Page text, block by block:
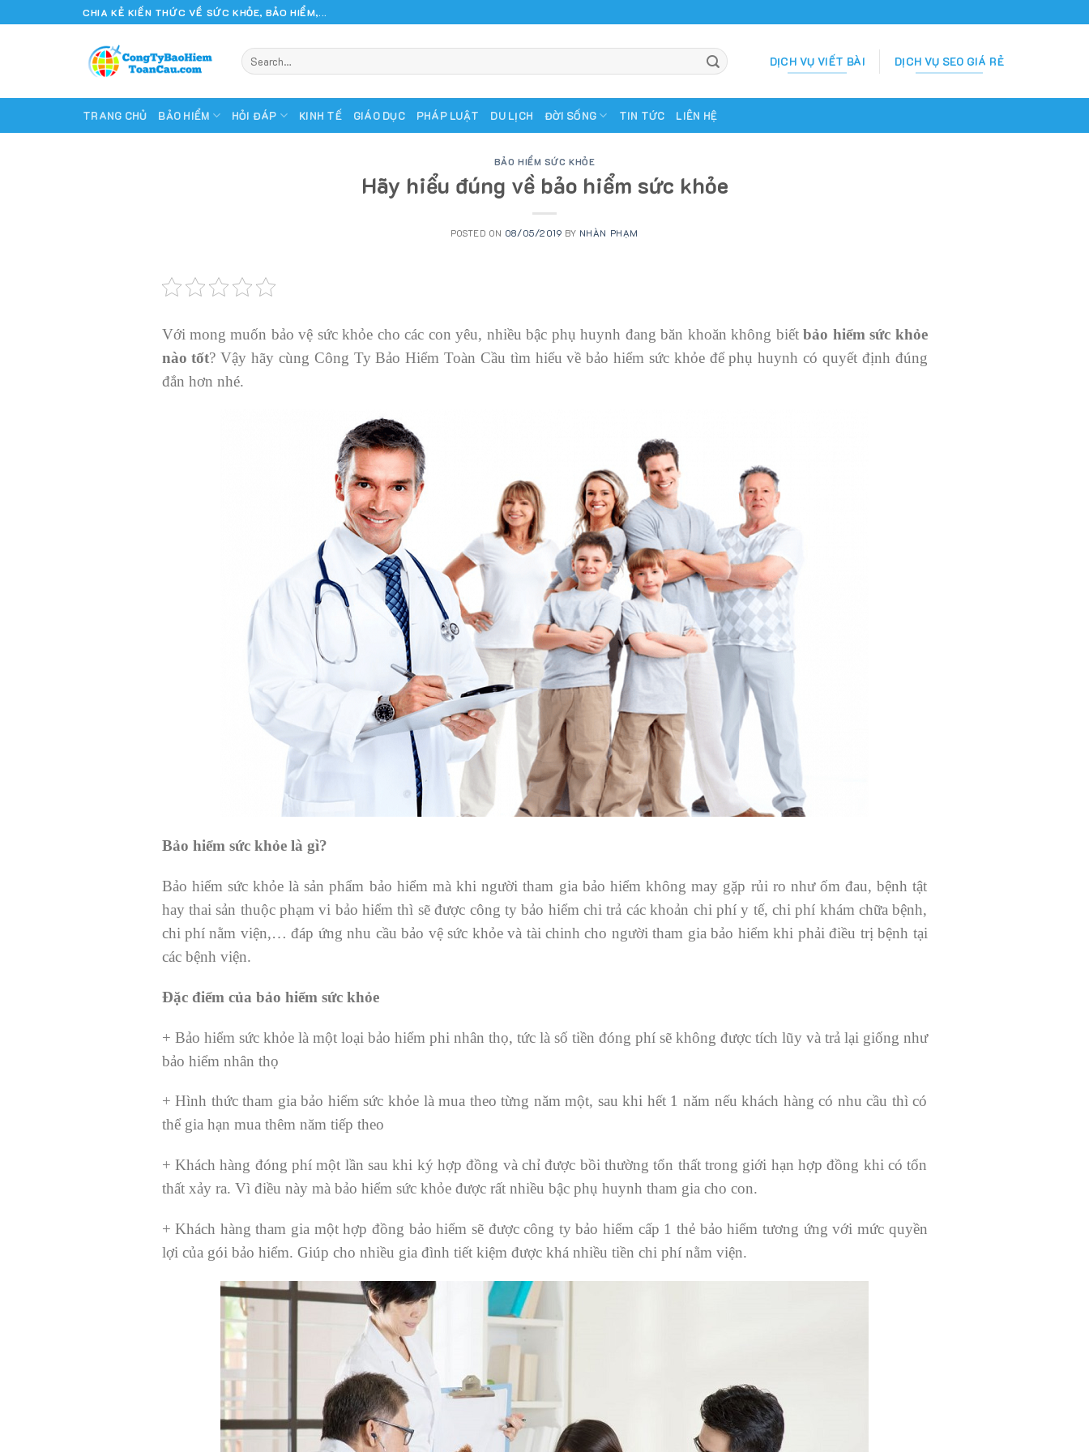
to
CHIA KẺ KIẾN THỨC VỀ SỨC KHỎE, BẢO HIỂM,...
DỊCH VỤ VIẾT BÀI DỊCH VỤ SEO GIÁ RẺ
TRANG CHỦ BẢO HIỂM HỎI ĐÁP KINH TẾ GIÁO DỤC PHÁP LUẬT DU LỊCH ĐỜI SỐNG TIN TỨC LIÊN HỆ
BẢO HIỂM SỨC KHỎE
Hãy hiểu đúng về bảo hiểm sức khỏe
POSTED ON 08/05/2019 BY NHÀN PHẠM
Với mong muốn bảo vệ sức khỏe cho các con yêu, nhiều bậc phụ huynh đang băn khoăn không biếtbảo hiểm sức khỏe
nào tốt? Vậy hãy cùng Công Ty Bảo Hiểm Toàn Cầu tìm hiểu về bảo hiểm sức khỏe để phụ huynh có quyết định đúng
đắn hơn nhé.
Bảo hiểm sức khỏe là gì?
Bảo hiểm sức khỏe là sản phẩm bảo hiểm mà khi người tham gia bảo hiểm không may gặp rủi ro như ốm đau, bệnh tật
hay thai sản thuộc phạm vi bảo hiểm thì sẽ được công ty bảo hiểm chi trả các khoản chi phí y tế, chi phí khám chữa bệnh,
chi phí nằm viện,… đáp ứng nhu cầu bảo vệ sức khỏe và tài chinh cho người tham gia bảo hiểm khi phải điều trị bệnh tại
các bệnh viện.
Đặc điểm của bảo hiểm sức khỏe
+ Bảo hiểm sức khỏe là một loại bảo hiểm phi nhân thọ, tức là số tiền đóng phí sẽ không được tích lũy và trả lại giống như
bảo hiểm nhân thọ
+ Hình thức tham gia bảo hiểm sức khỏe là mua theo từng năm một, sau khi hết 1 năm nếu khách hàng có nhu cầu thì có
thể gia hạn mua thêm năm tiếp theo
+ Khách hàng đóng phí một lần sau khi ký hợp đồng và chỉ được bồi thường tổn thất trong giới hạn hợp đồng khi có tổn
thất xảy ra. Vì điều này mà bảo hiểm sức khỏe được rất nhiều bậc phụ huynh tham gia cho con.
+ Khách hàng tham gia một hợp đồng bảo hiểm sẽ được công ty bảo hiểm cấp 1 thẻ bảo hiểm tương ứng với mức quyền
lợi của gói bảo hiểm. Giúp cho nhiều gia đình tiết kiệm được khá nhiều tiền chi phí nằm viện.